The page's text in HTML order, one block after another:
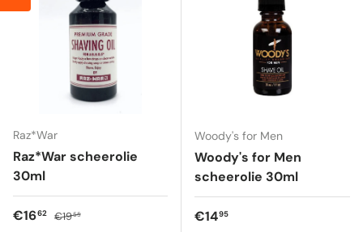
Raz*War
Raz*War scheerolie
30ml
Verkoopprijs
€1662 Reguliere prijs
€1955
Woody's for Men
Woody's for Men
scheerolie 30ml
Reguliere prijs
€1495